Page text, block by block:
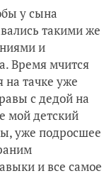
у сына
такими же
и
Время мчится
тачке уже
с дедой на
мой детский
уже подросшее
и все самое